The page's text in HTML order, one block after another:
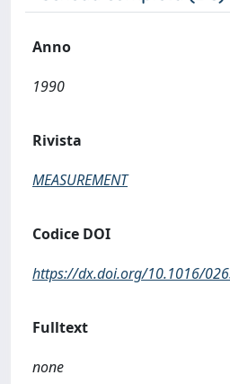
Anno
1990
Rivista
MEASUREMENT
Codice DOI
https://dx.doi.org/10.1016/
Fulltext
none